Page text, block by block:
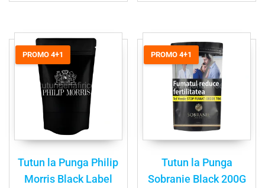
PROMO 4+1
Tutun la Punga Philip
Morris Black Label
PROMO 4+1
Tutun la Punga
Sobranie Black 200G